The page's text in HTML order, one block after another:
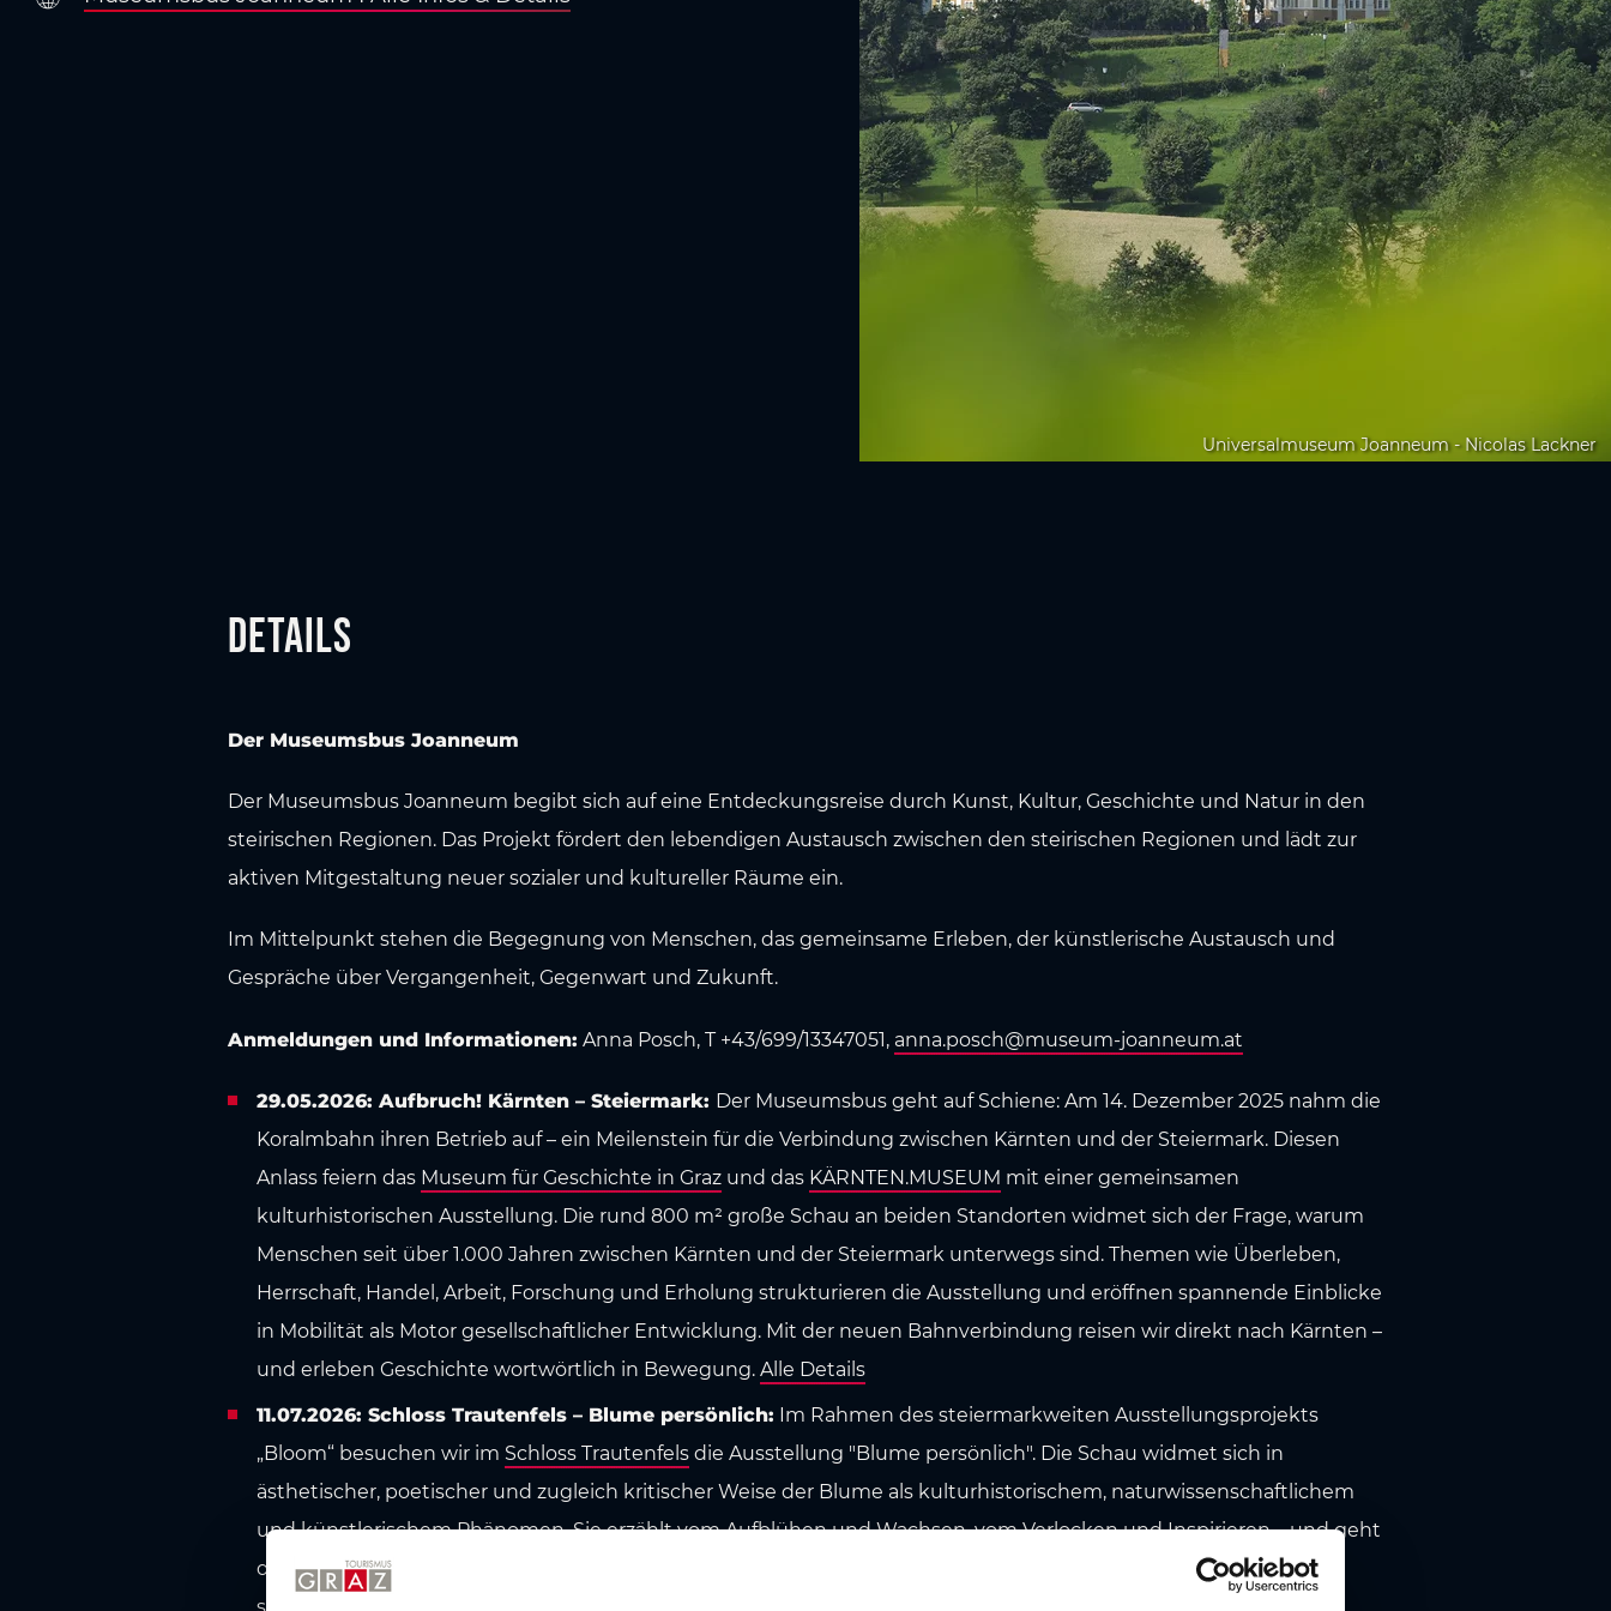
Universalmuseum Joanneum - Nicolas Lackner
Details
Der Museumsbus Joanneum
Der Museumsbus Joanneum begibt sich auf eine Entdeckungsreise durch Kunst, Kultur, Geschichte und Natur in den
steirischen Regionen. Das Projekt fördert den lebendigen Austausch zwischen den steirischen Regionen und lädt zur
aktiven Mitgestaltung neuer sozialer und kultureller Räume ein.
Im Mittelpunkt stehen die Begegnung von Menschen, das gemeinsame Erleben, der künstlerische Austausch und
Gespräche über Vergangenheit, Gegenwart und Zukunft.
Anmeldungen und Informationen: Anna Posch, T +43/699/13347051, anna.posch@museum-joanneum.at
29.05.2026: Aufbruch! Kärnten – Steiermark: Der Museumsbus geht auf Schiene: Am 14. Dezember 2025 nahm die
Koralmbahn ihren Betrieb auf – ein Meilenstein für die Verbindung zwischen Kärnten und der Steiermark. Diesen
Anlass feiern das Museum für Geschichte in Graz und das KÄRNTEN.MUSEUM mit einer gemeinsamen
kulturhistorischen Ausstellung. Die rund 800 m² große Schau an beiden Standorten widmet sich der Frage, warum
Menschen seit über 1.000 Jahren zwischen Kärnten und der Steiermark unterwegs sind. Themen wie Überleben,
Herrschaft, Handel, Arbeit, Forschung und Erholung strukturieren die Ausstellung und eröffnen spannende Einblicke
in Mobilität als Motor gesellschaftlicher Entwicklung. Mit der neuen Bahnverbindung reisen wir direkt nach Kärnten –
und erleben Geschichte wortwörtlich in Bewegung. Alle Details
11.07.2026: Schloss Trautenfels – Blume persönlich: Im Rahmen des steiermarkweiten Ausstellungsprojekts
„Bloom“ besuchen wir im Schloss Trautenfels die Ausstellung "Blume persönlich". Die Schau widmet sich in
ästhetischer, poetischer und zugleich kritischer Weise der Blume als kulturhistorischem, naturwissenschaftlichem
und künstlerischem Phänomen. Sie erzählt vom Aufblühen und Wachsen, vom Verlocken und Inspirieren – und geht
der Frage nach, wo uns Blumen im Alltag mit allen Sinnen begegnen. Dabei erscheint die Blume nicht nur als